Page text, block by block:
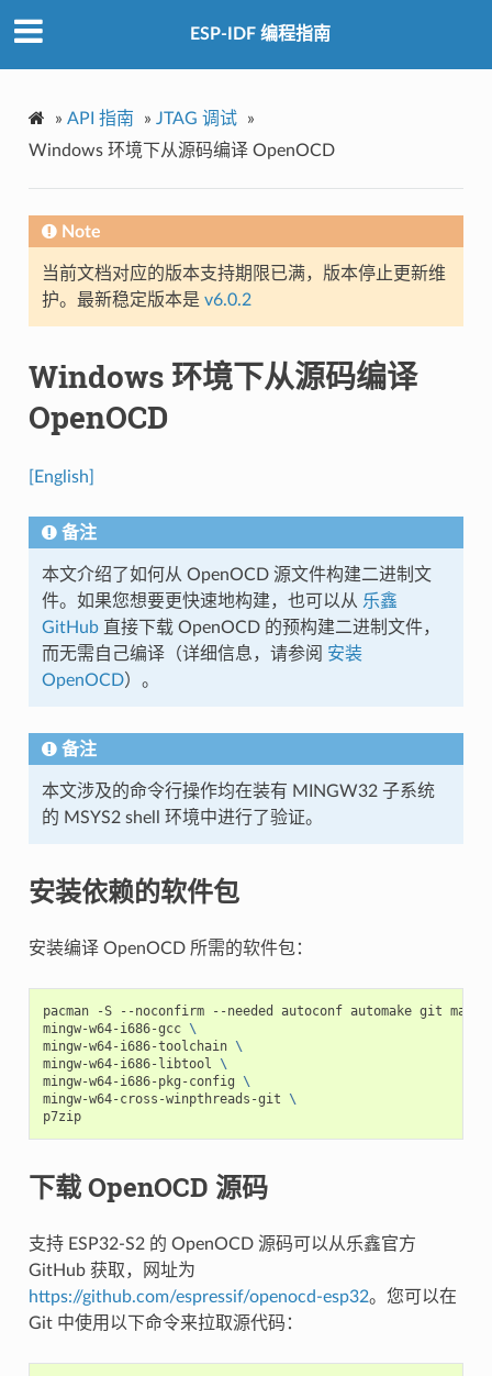
ESP-IDF 编程指南
» API 指南 » JTAG 调试
»
Windows 环境下从源码编译 OpenOCD
Note
当前文档对应的版本支持期限已满，版本停止更新维
护。最新稳定版本是 v6.0.2
Windows 环境下从源码编译
OpenOCD
[English]
备注
本文介绍了如何从 OpenOCD 源文件构建二进制文
件。如果您想要更快速地构建，也可以从 乐鑫
GitHub直接下载 OpenOCD 的预构建二进制文件，
而无需自己编译（详细信息，请参阅 安装
OpenOCD）。
备注
本文涉及的命令行操作均在装有 MINGW32 子系统
的 MSYS2 shell 环境中进行了验证。
安装依赖的软件包
安装编译 OpenOCD 所需的软件包：
pacman -S --noconfirm --needed autoconf automake git make
mingw-w64-i686-gcc \
mingw-w64-i686-toolchain \
mingw-w64-i686-libtool \
mingw-w64-i686-pkg-config \
mingw-w64-cross-winpthreads-git \
p7zip
下载 OpenOCD 源码
支持 ESP32-S2 的 OpenOCD 源码可以从乐鑫官方
GitHub 获取，网址为
https://github.com/espressif/openocd-esp32。您可以在
Git 中使用以下命令来拉取源代码：